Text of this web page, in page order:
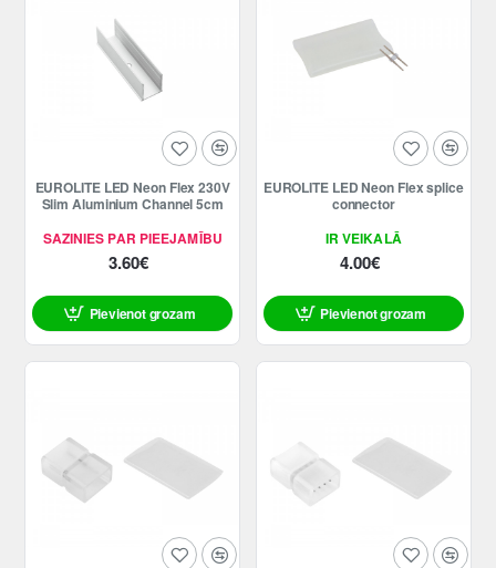
SAZINIES PAR PIEEJAMĪBU
EUROLITE LED Neon Flex 230V
Slim Aluminium Channel 5cm
3.60€
Pievienot grozam
IR VEIKALĀ
EUROLITE LED Neon Flex splice
connector
4.00€
Pievienot grozam